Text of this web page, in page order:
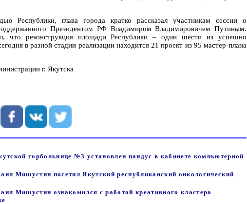
Республики, глава города кратко рассказал участникам сессии о
Президентом РФ Владимиром Владимировичем Путиным.
что реконструкция площади Республики – один шести из успешно
в разной стадии реализации находится 21 проект из 95 мастер-плана
г. Якутска
горбольнице №3 установлен пандус в кабинете компьютерной
Мишустин посетил Якутский республиканский онкологический
Мишустин ознакомился с работой креативного кластера